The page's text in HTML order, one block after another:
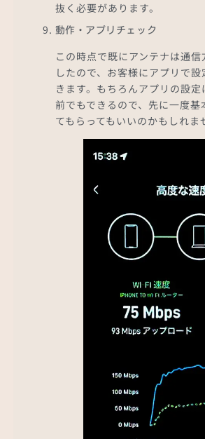
抜く必要があります。
動作・アプリチェック
この時点で既にアンテナは通
したので、お客様にアプリで
きます。もちろんアプリの設
前でもできるので、先に一度基
てもらってもいいのかもしれま